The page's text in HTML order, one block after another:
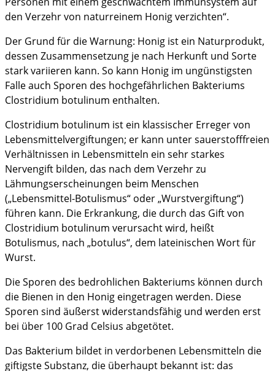
den Verzehr von naturreinem Honig verzichten“.
Der Grund für die Warnung: Honig ist ein Naturprodukt,
dessen Zusammensetzung je nach Herkunft und Sorte
stark variieren kann. So kann Honig im ungünstigsten
Falle auch Sporen des hochgefährlichen Bakteriums
Clostridium botulinum enthalten.
Clostridium botulinum ist ein klassischer Erreger von
Lebensmittelvergiftungen; er kann unter sauerstofffreien
Verhältnissen in Lebensmitteln ein sehr starkes
Nervengift bilden, das nach dem Verzehr zu
Lähmungserscheinungen beim Menschen
(„Lebensmittel-Botulismus“ oder „Wurstvergiftung“)
führen kann. Die Erkrankung, die durch das Gift von
Clostridium botulinum verursacht wird, heißt
Botulismus, nach „botulus“, dem lateinischen Wort für
Wurst.
Die Sporen des bedrohlichen Bakteriums können durch
die Bienen in den Honig eingetragen werden. Diese
Sporen sind äußerst widerstandsfähig und werden erst
bei über 100 Grad Celsius abgetötet.
Das Bakterium bildet in verdorbenen Lebensmitteln die
giftigste Substanz, die überhaupt bekannt ist: das